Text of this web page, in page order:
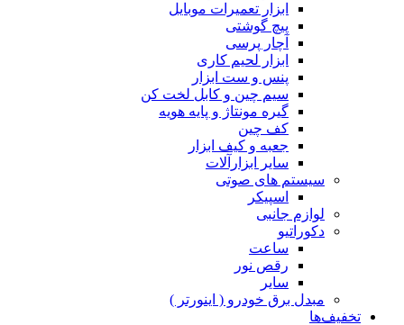
ابزار تعمیرات موبایل
پیچ گوشتی
آچار پرسی
ابزار لحیم کاری
پنس و ست ابزار
سیم چین و کابل لخت کن
گیره مونتاژ و پایه هویه
کف چین
جعبه و کیف ابزار
سایر ابزارآلات
سیستم های صوتی
اسپیکر
لوازم جانبی
دکوراتیو
ساعت
رقص نور
سایر
مبدل برق خودرو ( اینورتر )
تخفیف‌ها